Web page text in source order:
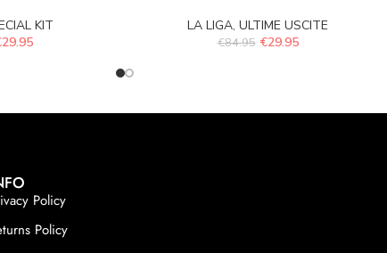
KIT
29.95
LA LIGA, ULTIME USCITE
€84.95 €29.95
Policy
Policy